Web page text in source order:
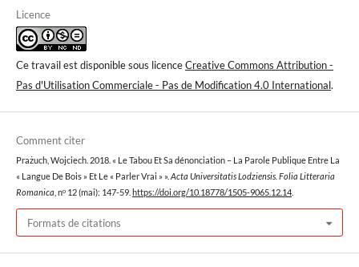
Licence
Ce travail est disponible sous licenceCreative Commons Attribution -
Pas d'Utilisation Commerciale - Pas de Modification 4.0 International.
Comment citer
Prażuch, Wojciech. 2018. « Le Tabou Et Sa dénonciation – La Parole Publique Entre La
« Langue De Bois » Et Le « Parler Vrai » ». Acta Universitatis Lodziensis. Folia Litteraria
Romanica , nᵒ 12 (mai): 147-59. https://doi.org/10.18778/1505-9065.12.14.
Formats de citations